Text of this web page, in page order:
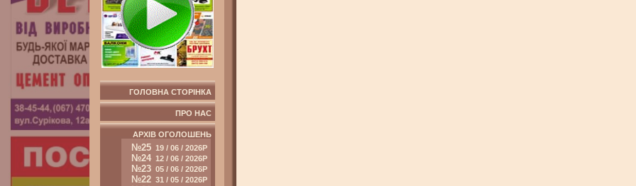
ГОЛОВНА СТОРІНКА
ПРО НАС
АРХІВ ОГОЛОШЕНЬ
№25 19 / 06 / 2026Р
№24 12 / 06 / 2026Р
№23 05 / 06 / 2026Р
№22 31 / 05 / 2026Р